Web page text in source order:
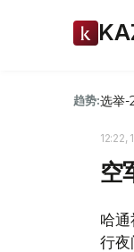
趋势:选举
12:22,
空
哈
行夜